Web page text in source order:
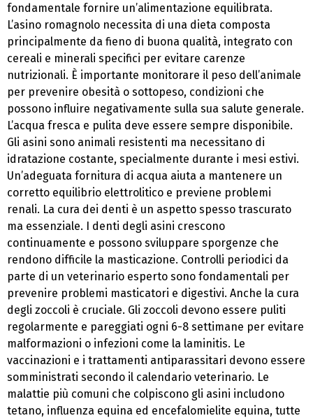
fondamentale fornire un’alimentazione equilibrata.
L’asino romagnolo necessita di una dieta composta
principalmente da fieno di buona qualità, integrato con
cereali e minerali specifici per evitare carenze
nutrizionali. È importante monitorare il peso dell’animale
per prevenire obesità o sottopeso, condizioni che
possono influire negativamente sulla sua salute generale.
L’acqua fresca e pulita deve essere sempre disponibile.
Gli asini sono animali resistenti ma necessitano di
idratazione costante, specialmente durante i mesi estivi.
Un’adeguata fornitura di acqua aiuta a mantenere un
corretto equilibrio elettrolitico e previene problemi
renali. La cura dei denti è un aspetto spesso trascurato
ma essenziale. I denti degli asini crescono
continuamente e possono sviluppare sporgenze che
rendono difficile la masticazione. Controlli periodici da
parte di un veterinario esperto sono fondamentali per
prevenire problemi masticatori e digestivi. Anche la cura
degli zoccoli è cruciale. Gli zoccoli devono essere puliti
regolarmente e pareggiati ogni 6-8 settimane per evitare
malformazioni o infezioni come la laminitis. Le
vaccinazioni e i trattamenti antiparassitari devono essere
somministrati secondo il calendario veterinario. Le
malattie più comuni che colpiscono gli asini includono
tetano, influenza equina ed encefalomielite equina, tutte